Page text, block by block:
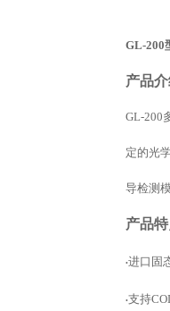
GL-200
产品
GL-200
定的光
导检测
产品
•进口固
•支持